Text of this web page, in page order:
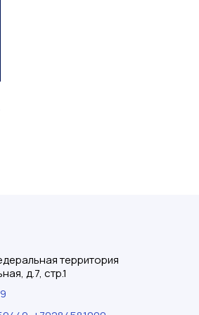
территория
д.7, стр.1